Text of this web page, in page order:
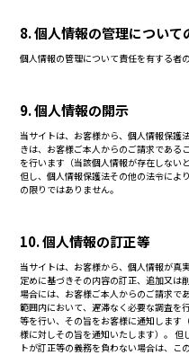
8. 個人情報の管理について
個人情報の管理について責任を有する者
9. 個人情報の開示
当サイトは、お客様から、個人情報保護
きは、お客様ご本人からのご請求である
を行います（当該個人情報が存在しない
但し、個人情報保護法その他の法令によ
の限りではありません。
10. 個人情報の訂正等
当サイトは、お客様から、個人情報が真
定めに基づきその内容の訂正、追加又は
場合には、お客様ご本人からのご請求で
範囲内において、遅滞なく必要な調査を
等を行い、その旨をお客様に通知します
様に対しその旨を通知いたします）。
トが訂正等の義務を負わない場合は、こ